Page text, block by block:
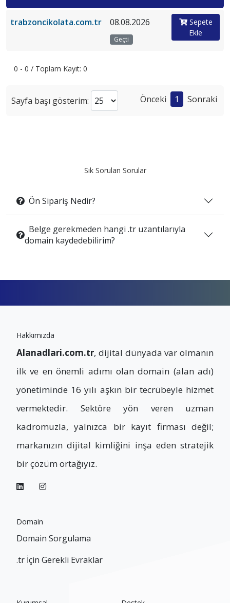
trabzoncikolata.com.tr 08.08.2026
Geçti
Sepete
Ekle
0 - 0 / Toplam Kayıt: 0
Sayfa başı gösterim: Önceki 1 Sonraki
Sık Sorulan Sorular
Ön Sipariş Nedir?
Belge gerekmeden hangi .tr uzantılarıyla
domain kaydedebilirim?
Hakkımızda
Alanadlari.com.tr, dijital dünyada var olmanın
ilk ve en önemli adımı olan domain (alan adı)
yönetiminde 16 yılı aşkın bir tecrübeyle hizmet
vermektedir. Sektöre yön veren uzman
kadromuzla, yalnızca bir kayıt firması değil;
markanızın dijital kimliğini inşa eden stratejik
bir çözüm ortağıyız.
Domain
Domain Sorgulama
.tr İçin Gerekli Evraklar